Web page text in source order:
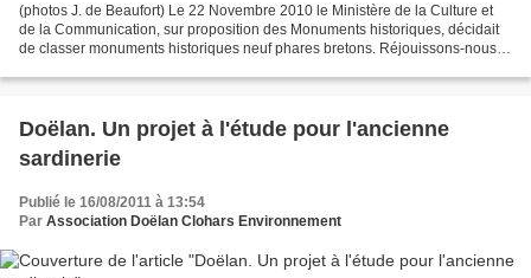
(photos J. de Beaufort) Le 22 Novembre 2010 le Ministère de la Culture et
de la Communication, sur proposition des Monuments historiques, décidait
de classer monuments historiques neuf phares bretons. Réjouissons-nous
Doëlan. Un projet à l'étude pour l'ancienne
sardinerie
Publié le 16/08/2011 à 13:54
Par Association Doëlan Clohars Environnement